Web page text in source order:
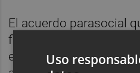
El acuerdo parasocial
finiquitado tenía como
entidad en un
Uso